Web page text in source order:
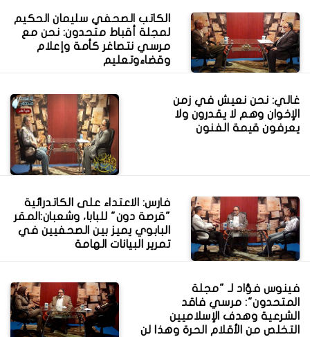
الكاتب الصحفي سليمان الحكيم
لمجلة أقباط متحدون: نحن مع
مرسي نتصاغر كأمة وإعلام
وقضاءوتعليم
غالي: نحن نعيش في زمن
الإخوان وهم لا يقدرون ولا
يعرفون قيمة الفنون
فارس: الاعتداء على الكاتدرائية
"قرصة دون" للبابا، وشعبان:المقر
البابوي يميز بين الصحفيين في
تمرير البيانات الهامة
فينوس فؤاد لـ "مجلة
المتحدون": مرسي فاقد
الشرعية وهدف الإسلاميين
التخلص من الأقلام الحرة وهذا لن